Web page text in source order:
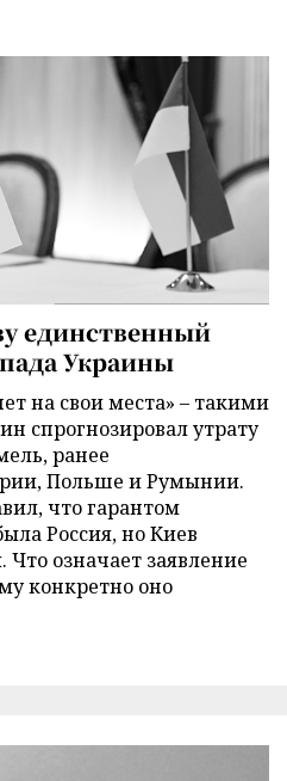
единственный
Украины
на свои места» – такими
спрогнозировал утрату
ранее
Польше и Румынии.
что гарантом
Россия, но Киев
означает заявление
конкретно оно